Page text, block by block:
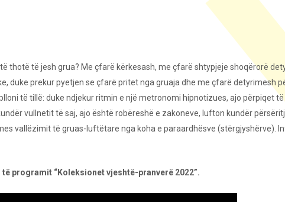
të jesh grua? Me çfarë kërkesash, me çfarë shtypjeje shoqërorë
duke prekur pyetjen se çfarë pritet nga gruaja dhe me çfarë detyrimesh
të tillë: duke ndjekur ritmin e një metronomi hipnotizues, ajo përpiqet të
vullnetit të saj, ajo është robëreshë e zakoneve, lufton kundër
vallëzimit të gruas-luftëtare nga koha e paraardhësve (stërgjyshërve).
të programit “Koleksionet vjeshtë-pranverë 2022”.